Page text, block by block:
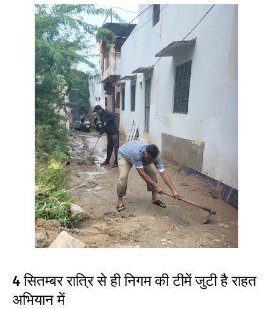
4 सितम्बर रात्रि से ही निगम की टीमें जुटी है राहत
अभियान में